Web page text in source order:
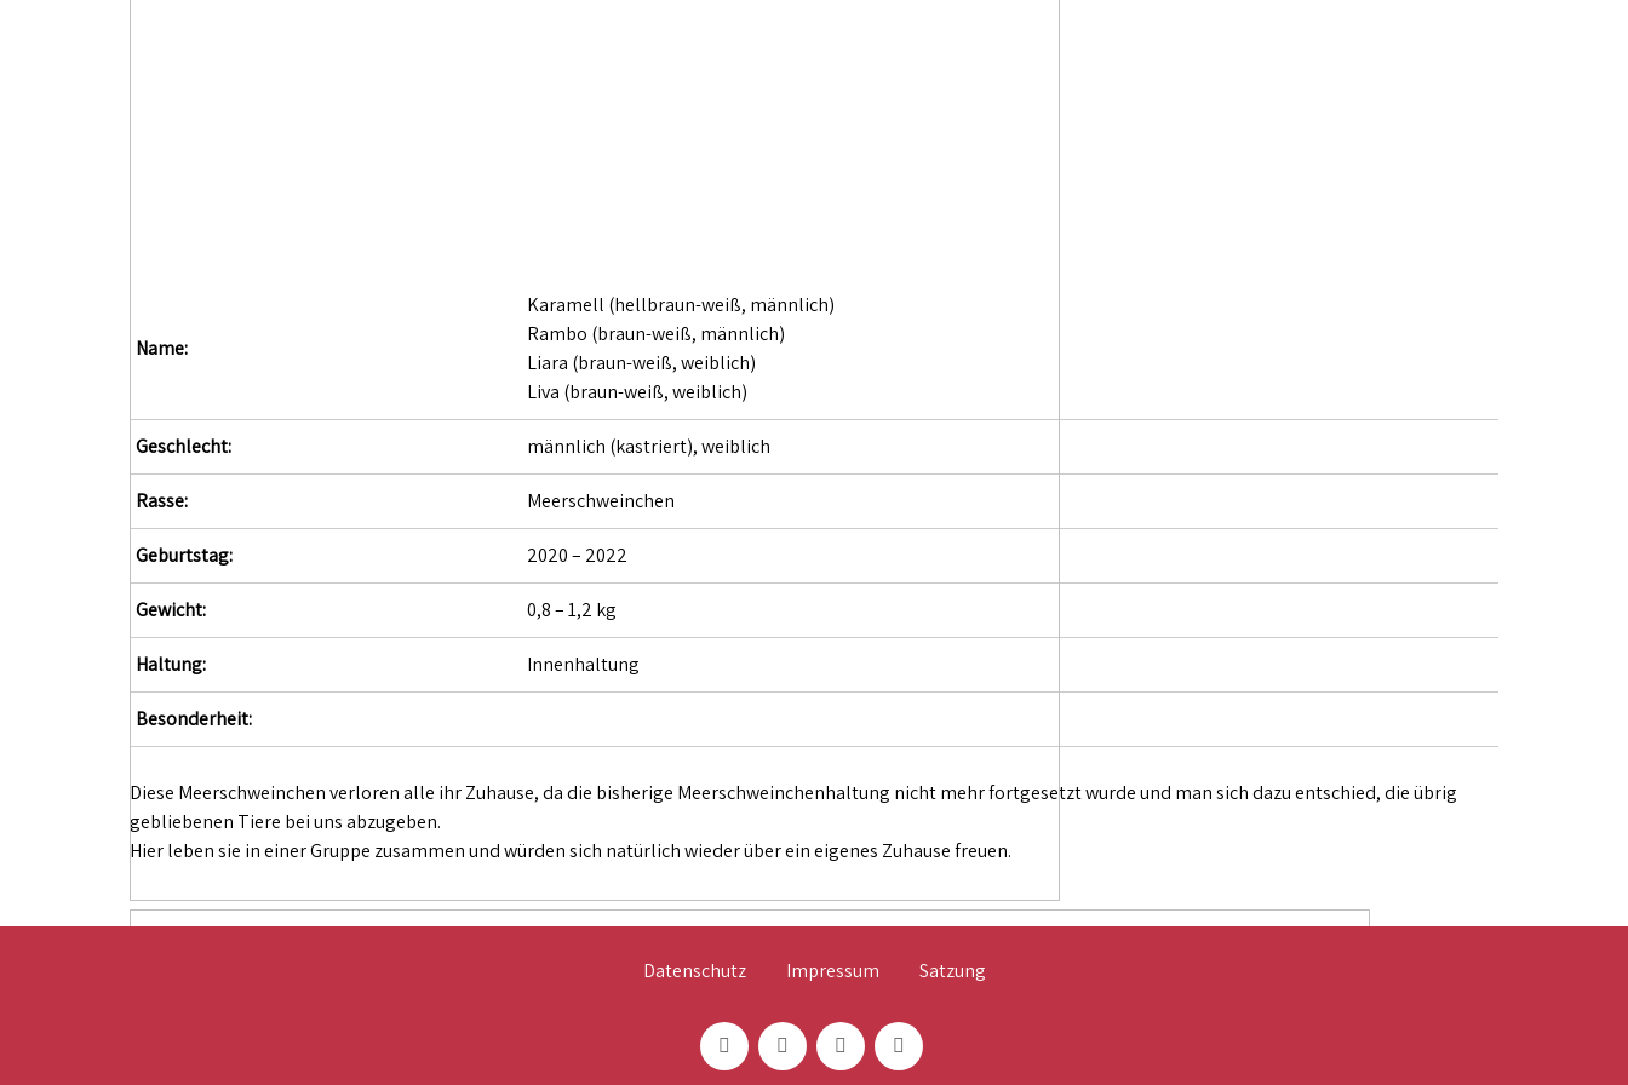
Name:
Karamell (hellbraun-weiß, männlich)
Rambo (braun-weiß, männlich)
Liara (braun-weiß, weiblich)
Liva (braun-weiß, weiblich)
Geschlecht: männlich (kastriert), weiblich
Rasse: Meerschweinchen
Geburtstag: 2020 – 2022
Gewicht: 0,8 – 1,2 kg
Haltung: Innenhaltung
Besonderheit:
Diese Meerschweinchen verloren alle ihr Zuhause, da die bisherige Meerschweinchenhaltung nicht mehr fortgesetzt wurde und man sich dazu entschied, die übrig
gebliebenen Tiere bei uns abzugeben.
Hier leben sie in einer Gruppe zusammen und würden sich natürlich wieder über ein eigenes Zuhause freuen.
Datenschutz Impressum Satzung